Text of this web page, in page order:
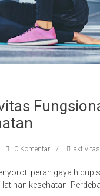
0 Komentar
peran gaya
kesehatan.